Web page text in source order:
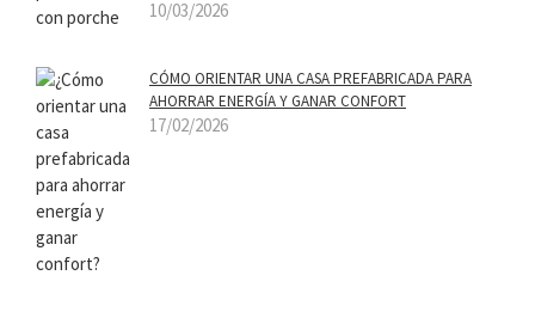
10/03/2026
CÓMO ORIENTAR UNA CASA PREFABRICADA PARA
AHORRAR ENERGÍA Y GANAR CONFORT
17/02/2026